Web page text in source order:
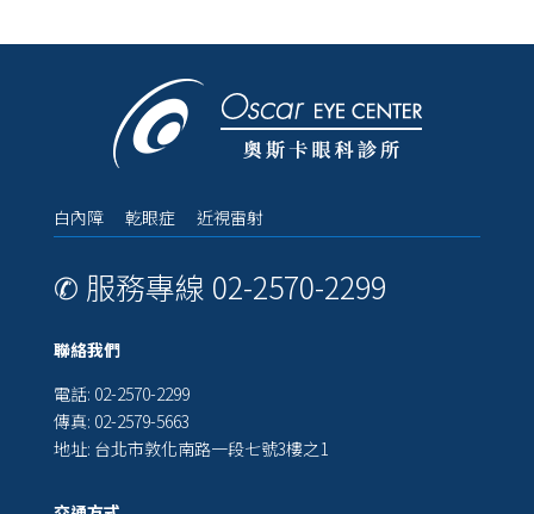
白內障 乾眼症 近視雷射
✆ 服務專線 02-2570-2299
聯絡我們
電話: 02-2570-2299
傳真: 02-2579-5663
地址: 台北市敦化南路一段七號3樓之1